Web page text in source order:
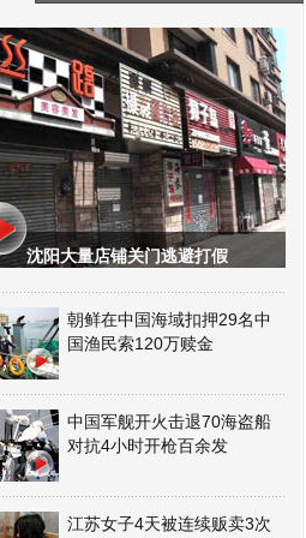
沈阳大量店铺关门逃避打假
朝鲜在中国海域扣押29名中
国渔民索120万赎金
中国军舰开火击退70海盗船
对抗4小时开枪百余发
江苏女子4天被连续贩卖3次